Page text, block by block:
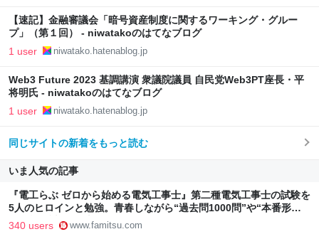
【速記】金融審議会「暗号資産制度に関するワーキング・グルー
プ」（第１回） - niwatakoのはてなブログ
1 user niwatako.hatenablog.jp
Web3 Future 2023 基調講演 衆議院議員 自民党Web3PT座長・平
将明氏 - niwatakoのはてなブログ
1 user niwatako.hatenablog.jp
同じサイトの新着をもっと読む
いま人気の記事
『電工らぶ ゼロから始める電気工事士』第二種電気工事士の試験を
5人のヒロインと勉強。青春しながら“過去問1000問”や“本番形式
CBT模擬試験”で本格的に学べるノベルゲーム | ゲーム・エンタメ
最新情報のファミ通.com
340 users www.famitsu.com